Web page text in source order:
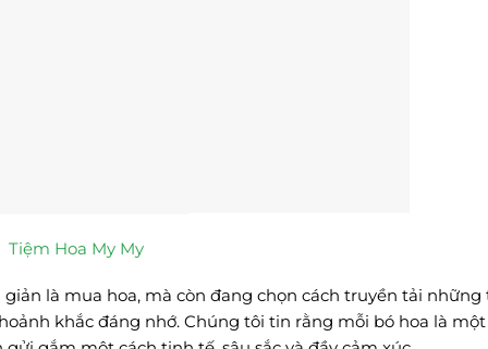
Tiệm Hoa My My
là mua hoa, mà còn đang chọn cách truyền tải
khắc đáng nhớ. Chúng tôi tin rằng mỗi bó hoa là